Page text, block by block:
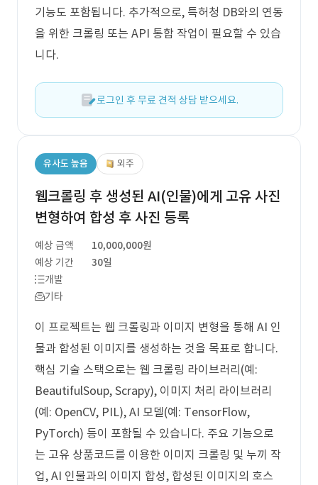
기능도 포함됩니다. 추가적으로, 특허청 DB와의 연동
을 위한 크롤링 또는 API 통합 작업이 필요할 수 있습
니다.
로그인 후 무료 견적 상담 받으세요.
유사도 높음 외주
웹크롤링 후 생성된 AI(인물)에게 고유 사진
변형하여 합성 후 사진 등록
예상 금액
10,000,000원
예상 기간
30일
개발
기타
이 프로젝트는 웹 크롤링과 이미지 변형을 통해 AI 인
물과 합성된 이미지를 생성하는 것을 목표로 합니다.
핵심 기술 스택으로는 웹 크롤링 라이브러리(예:
BeautifulSoup, Scrapy), 이미지 처리 라이브러리
(예: OpenCV, PIL), AI 모델(예: TensorFlow,
PyTorch) 등이 포함될 수 있습니다. 주요 기능으로
는 고유 상품코드를 이용한 이미지 크롤링 및 누끼 작
업, AI 인물과의 이미지 합성, 합성된 이미지의 호스